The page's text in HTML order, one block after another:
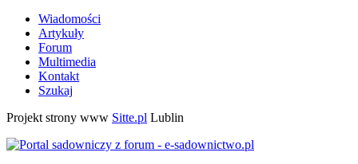
Wiadomości
Artykuły
Forum
Multimedia
Kontakt
Szukaj
Projekt strony www Sitte.pl Lublin